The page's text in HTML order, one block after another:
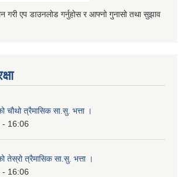
एप डाउनलोड गर्नुहोस र आफ्नो गुनासो तथा सुझाव
त्रैमासिक सा.सु. भत्ता ।
- 16:06
त्रैमासिक सा.सु. भत्ता ।
- 16:06